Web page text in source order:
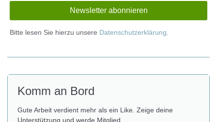
Bitte lesen Sie hierzu unsere Datenschutzerklärung.
Komm an Bord
Gute Arbeit verdient mehr als ein Like. Zeige deine
Unterstützung und werde Mitglied.